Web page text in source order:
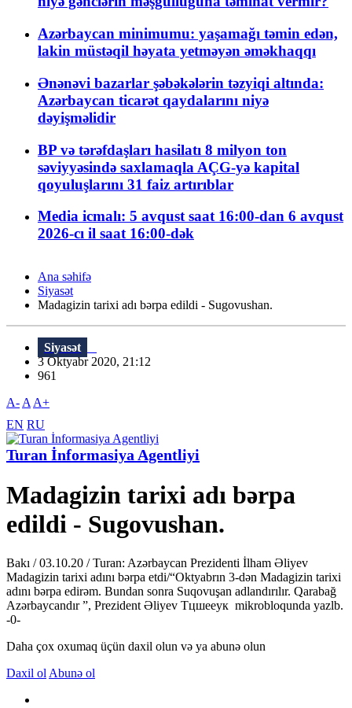
Azərbaycan minimumu: yaşamağı təmin edən,
lakin müstəqil həyata yetməyən əməkhaqqı
Ənənəvi bazarlar şəbəkələrin təzyiqi altında:
Azərbaycan ticarət qaydalarını niyə
dəyişməlidir
BP və tərəfdaşları hasilatı 8 milyon ton
səviyyəsində saxlamaqla AÇG-yə kapital
qoyuluşlarını 31 faiz artırıblar
Media icmalı: 5 avqust saat 16:00-dan 6 avqust
2026-cı il saat 16:00-dək
Ana səhifə
Siyasət
Madagizin tarixi adı bərpa edildi - Sugovushan.
Siyasət
3 Oktyabr 2020, 21:12
961
A- A A+
EN RU
Turan İnformasiya Agentliyi
Madagizin tarixi adı bərpa
edildi - Sugovushan.
Bakı / 03.10.20 / Turan: Azərbaycan Prezidenti İlham Əliyev
Madagizin tarixi adını bərpa etdi/“Oktyabrın 3-dən Madagizin tarixi
adını bərpa edirəm. Bundan sonra Suqovuşan adlandırılır. Qarabağ
Azərbaycandır ”, Prezident Əliyev Tцшееук mikrobloqunda yazlb.
-0-
Daha çox oxumaq üçün daxil olun və ya abunə olun
Daxil ol Abunə ol